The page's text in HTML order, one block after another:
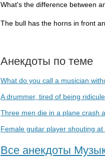
What's the difference between
The bull has the horns in front
Анекдоты по теме
What do you call a musician
A drummer, tired of being
Three men die in a plane crash
Female guitar player shouting
Все анекдоты